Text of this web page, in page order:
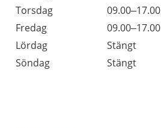
Torsdag
09.00–17.00
Fredag
09.00–17.00
Lördag
Stängt
Söndag
Stängt